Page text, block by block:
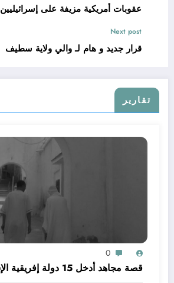
عقوبات أمريكية مزيفة على إسرائيليين
Next post
قرار جديد و هام لـ والي ولاية سطيف
تقارير
0
قصة مجاهد أدخل 15 دولة إفريقية الإسلام